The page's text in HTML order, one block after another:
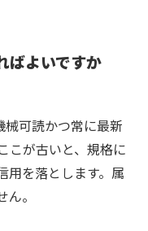
ばよいですか
可読かつ常に最新
こが古いと、規格に
用を落とします。属
。